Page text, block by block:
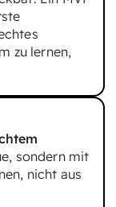
zu lernen,
sondern mit
nicht aus